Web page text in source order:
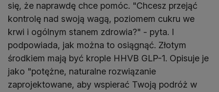
się, że naprawdę chce pomóc. "Chcesz przejąć
kontrolę nad swoją wagą, poziomem cukru we
krwi i ogólnym stanem zdrowia?" - pyta. I
podpowiada, jak można to osiągnąć. Złotym
środkiem mają być krople HHVB GLP-1. Opisuje je
jako "potężne, naturalne rozwiązanie
zaprojektowane, aby wspierać Twoją podróż w